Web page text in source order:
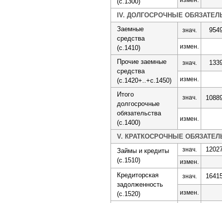
IV. ДОЛГОСРОЧНЫЕ
Заемные
средства
(с.1410)
знач.
измен.
Прочие заемные
средства
(с.1420+..+с.1450)
знач.
измен.
Итого
долгосрочные
обязательства
(с.1400)
знач.
измен.
V. КРАТКОСРОЧНЫЕ
Займы и кредиты
(с.1510)
знач.
измен.
Кредиторская
задолженность
(с.1520)
знач.
измен.